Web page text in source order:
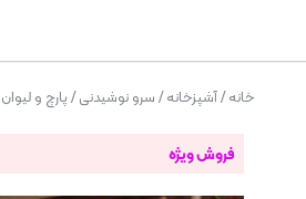
خانه/آشپزخانه/سرو نوشیدنی/پارچ و لیوان
فروش ویژه